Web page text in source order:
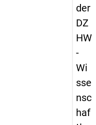
der
DZ
HW
-
Wi
sse
nsc
haf